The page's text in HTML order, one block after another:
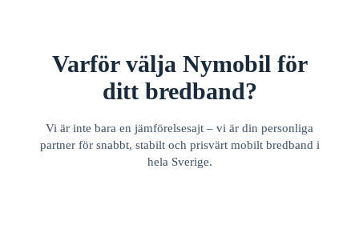
Varför välja Nymobil för
ditt bredband?
Vi är inte bara en jämförelsesajt – vi är din personliga
partner för snabbt, stabilt och prisvärt mobilt bredband i
hela Sverige.